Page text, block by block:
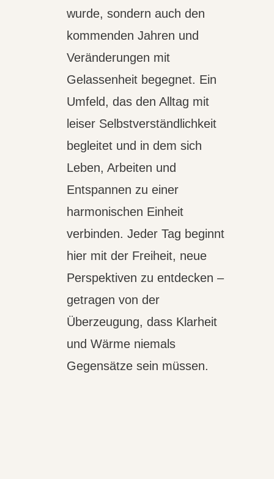
wurde, sondern auch den
kommenden Jahren und
Veränderungen mit
Gelassenheit begegnet. Ein
Umfeld, das den Alltag mit
leiser Selbstverständlichkeit
begleitet und in dem sich
Leben, Arbeiten und
Entspannen zu einer
harmonischen Einheit
verbinden. Jeder Tag beginnt
hier mit der Freiheit, neue
Perspektiven zu entdecken –
getragen von der
Überzeugung, dass Klarheit
und Wärme niemals
Gegensätze sein müssen.